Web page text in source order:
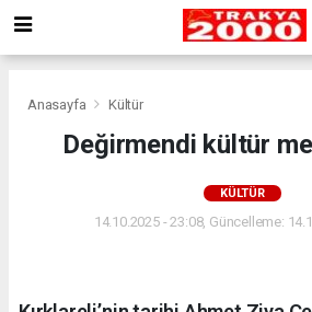
Anasayfa Kültür
Değirmendi kültür
KÜLTÜR
14.10.2025 - 23:08, Güncelleme: